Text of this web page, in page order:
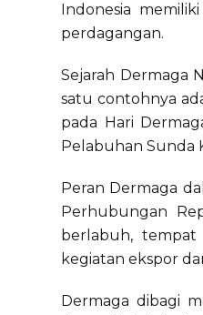
Indonesia
perdagangan.
Sejarah Dermaga
satu contohnya
pada Hari
Pelabuhan Sunda
Peran Dermaga
Perhubungan
berlabuh,
kegiatan ekspor
Dermaga dibagi